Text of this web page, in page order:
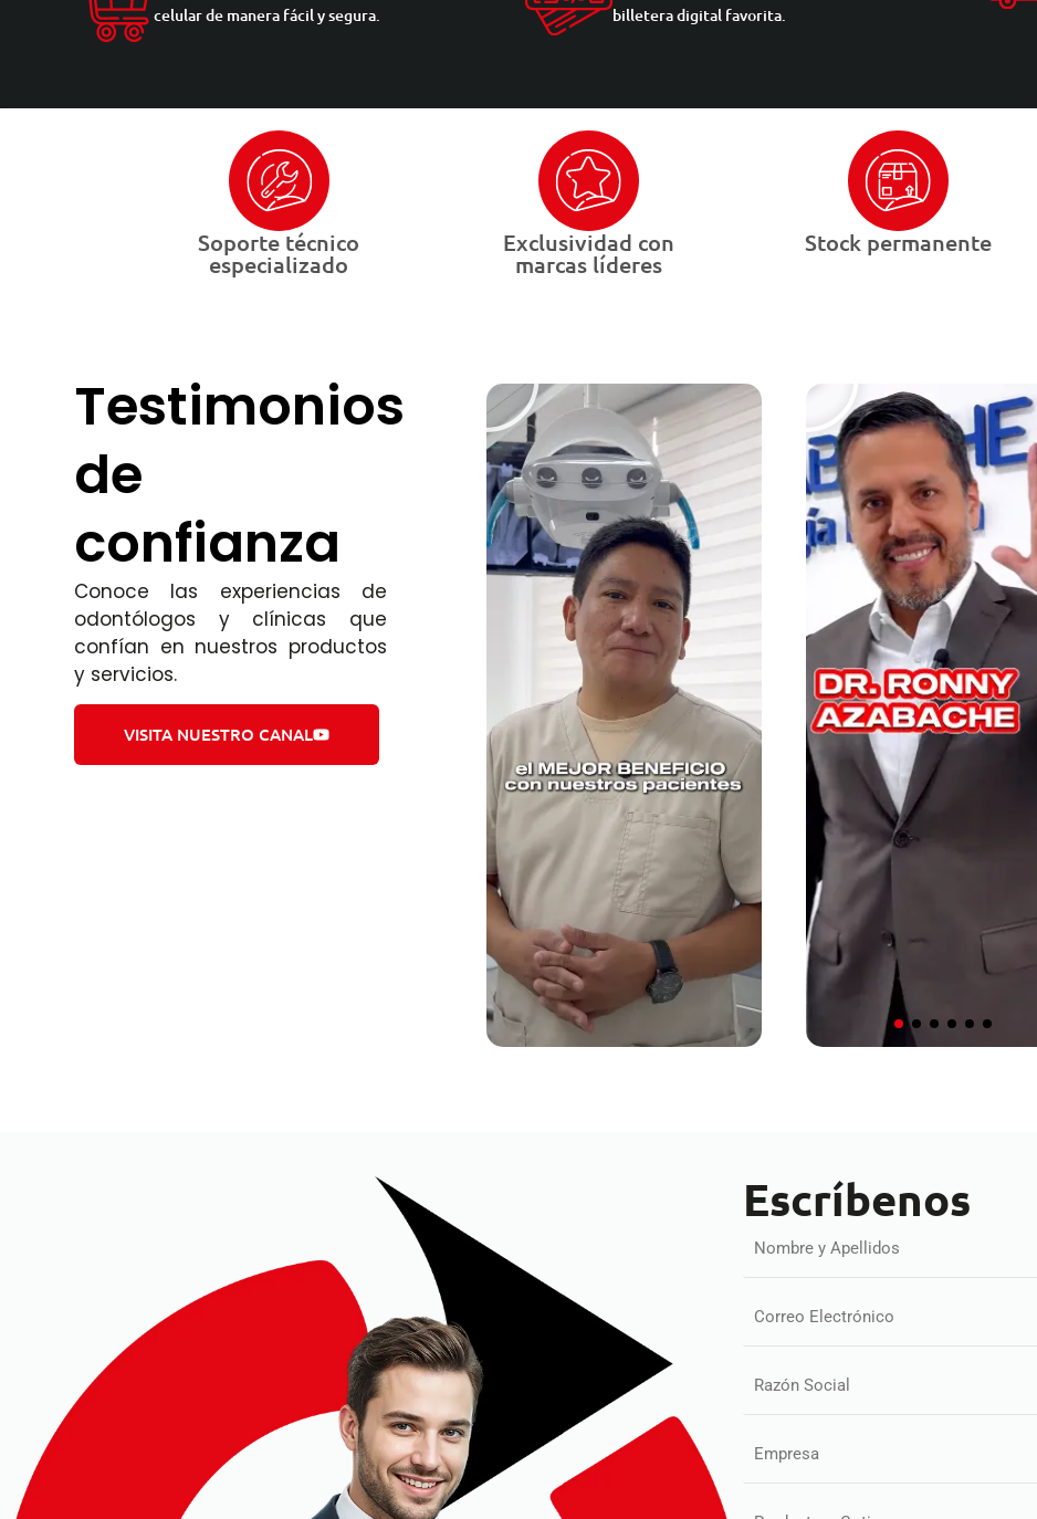
celular de manera fácil y segura.
billetera digital favorita.
Soporte técnico
especializado
Exclusividad con
marcas líderes
Stock permanente
Testimonios
de
confianza
Conoce las experiencias de
odontólogos y clínicas que
confían en nuestros productos
y servicios.
VISITA NUESTRO CANAL
Escríbenos